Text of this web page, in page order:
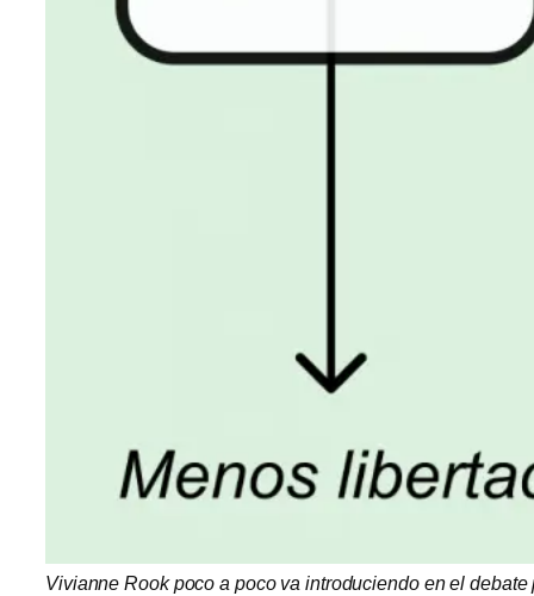
Vivianne Rook poco a poco va introduciendo en el